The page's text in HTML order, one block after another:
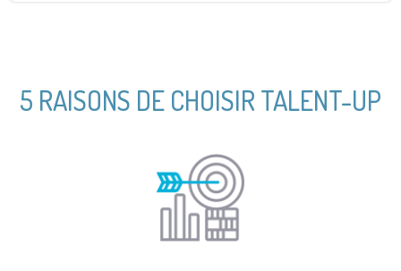
5 RAISONS DE CHOISIR TALENT-UP